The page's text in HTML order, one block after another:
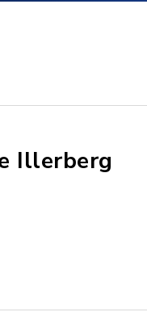
Illerberg